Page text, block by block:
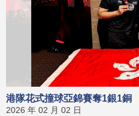
港隊花式撞球亞錦賽奪1銀1銅
2026 年 02 月 02 日